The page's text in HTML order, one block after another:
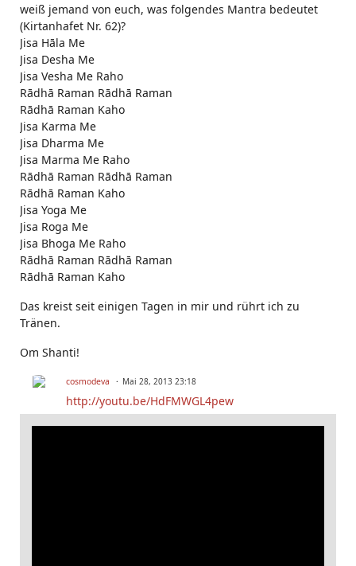
weiß jemand von euch, was folgendes Mantra bedeutet
(Kirtanhafet Nr. 62)?
Jisa Hāla Me
Jisa Desha Me
Jisa Vesha Me Raho
Rādhā Raman Rādhā Raman
Rādhā Raman Kaho
Jisa Karma Me
Jisa Dharma Me
Jisa Marma Me Raho
Rādhā Raman Rādhā Raman
Rādhā Raman Kaho
Jisa Yoga Me
Jisa Roga Me
Jisa Bhoga Me Raho
Rādhā Raman Rādhā Raman
Rādhā Raman Kaho
Das kreist seit einigen Tagen in mir und rührt ich zu
Tränen.
Om Shanti!
cosmodeva Mai 28, 2013 23:18
http://youtu.be/HdFMWGL4pew